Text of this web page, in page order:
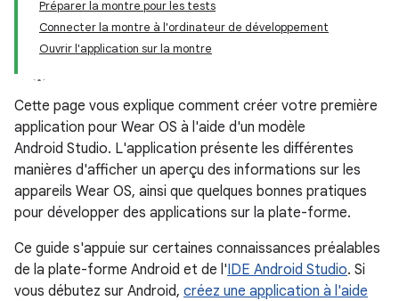
Préparer la montre pour les tests
Connecter la montre à l'ordinateur de développement
Ouvrir l'application sur la montre
Cette page vous explique comment créer votre première
application pour Wear OS à l'aide d'un modèle
Android Studio. L'application présente les différentes
manières d'afficher un aperçu des informations sur les
appareils Wear OS, ainsi que quelques bonnes pratiques
pour développer des applications sur la plate-forme.
Ce guide s'appuie sur certaines connaissances préalables
de la plate-forme Android et de l'IDE Android Studio. Si
vous débutez sur Android, créez une application à l'aide